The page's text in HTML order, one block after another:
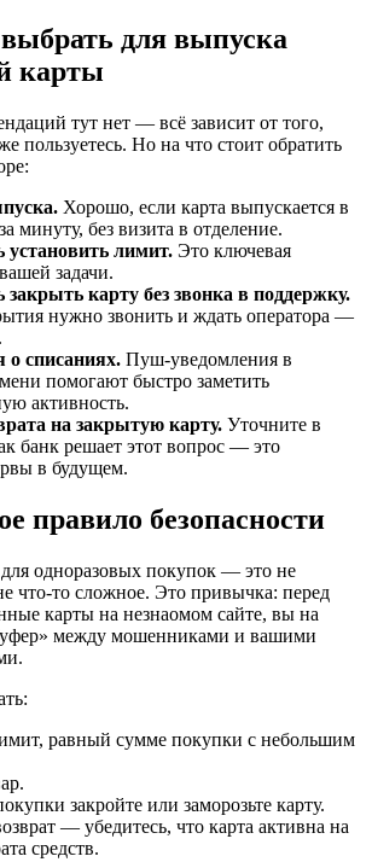
для выпуска
карты
тут нет — всё зависит от того,
пользуетесь. Но на что стоит обратить
Хорошо, если карта выпускается в
минуту, без визита в отделение.
установить лимит. Это ключевая
задачи.
карту без звонка в поддержку.
нужно звонить и ждать оператора —
о списаниях. Пуш-уведомления в
помогают быстро заметить
активность.
на закрытую карту. Уточните в
банк решает этот вопрос — это
в будущем.
правило безопасности
одноразовых покупок — это не
что-то сложное. Это привычка: перед
карты на незнаомом сайте, вы на
между мошенниками и вашими
равный сумме покупки с небольшим
закройте или заморозьте карту.
— убедитесь, что карта активна на
средств.